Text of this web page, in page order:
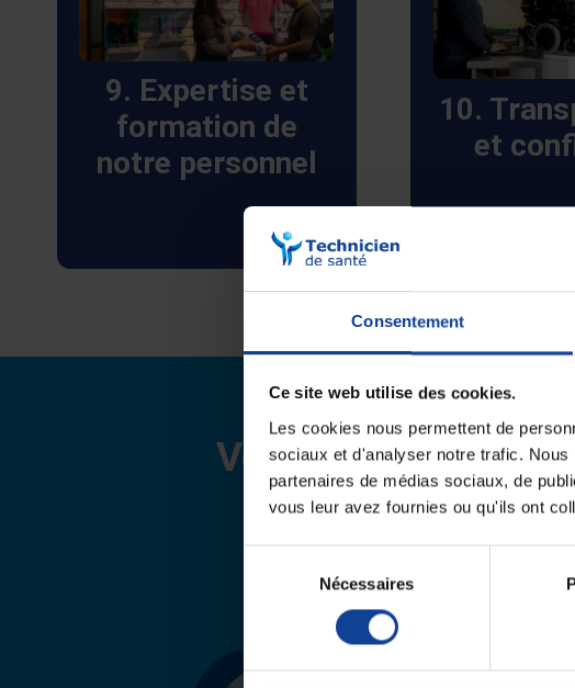
Consentement
Ce site web utilise des cookies.
Les cookies nous permettent de
sociaux et d'analyser notre trafic.
partenaires de médias sociaux, de
vous leur avez fournies ou qu'ils ont
consentement
Nécessaires
9. Expertise et
formation de
notre personnel
sur nos produits et
services. Cela garantit
une assistance de qualité
supérieure à nos clients,
avec des interventions
efficaces et
professionnelles.
10.
et
Toutes les
les rapports
sont
rigueur,
nos
Votre Technicien